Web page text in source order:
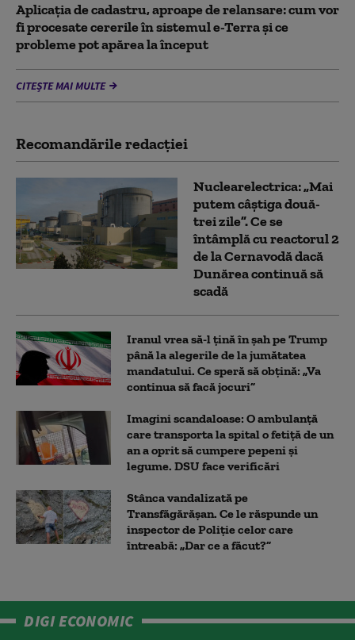
Aplicația de cadastru, aproape de relansare: cum vor
fi procesate cererile în sistemul e-Terra și ce
probleme pot apărea la început
CITEȘTE MAI MULTE
Recomandările redacţiei
Nuclearelectrica: „Mai
putem câștiga două-
trei zile”. Ce se
întâmplă cu reactorul 2
de la Cernavodă dacă
Dunărea continuă să
scadă
Iranul vrea să-l țină în șah pe Trump
până la alegerile de la jumătatea
mandatului. Ce speră să obțină: „Va
continua să facă jocuri”
Imagini scandaloase: O ambulanță
care transporta la spital o fetiță de un
an a oprit să cumpere pepeni și
legume. DSU face verificări
Stânca vandalizată pe
Transfăgărășan. Ce le răspunde un
inspector de Poliție celor care
întreabă: „Dar ce a făcut?”
DIGI ECONOMIC